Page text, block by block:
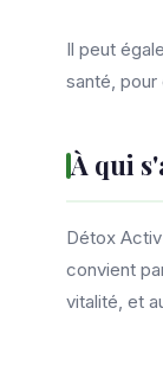
Il peut
santé,
À qui
Détox
convient
vitalité, et